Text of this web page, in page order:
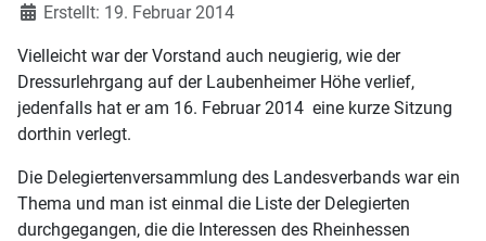
Erstellt: 19. Februar 2014
Vielleicht war der Vorstand auch neugierig, wie der
Dressurlehrgang auf der Laubenheimer Höhe verlief,
jedenfalls hat er am 16. Februar 2014 eine kurze Sitzung
dorthin verlegt.
Die Delegiertenversammlung des Landesverbands war ein
Thema und man ist einmal die Liste der Delegierten
durchgegangen, die die Interessen des Rheinhessen